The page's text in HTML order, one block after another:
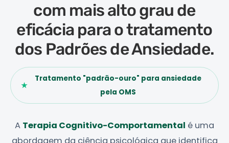
com mais alto grau de
eficácia para o tratamento
dos Padrões de Ansiedade.
★
Tratamento "padrão-ouro" para ansiedade
pela OMS
A Terapia Cognitivo-Comportamental é uma